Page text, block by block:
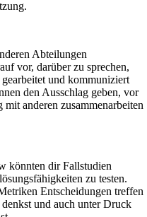
Abteilungen
vor, darüber zu sprechen,
und kommuniziert
den Ausschlag geben, vor
anderen zusammenarbeiten
könnten dir Fallstudien
zu testen.
Entscheidungen treffen
und auch unter Druck